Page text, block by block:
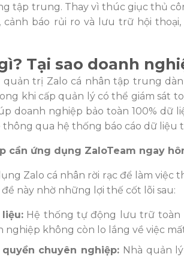
tập trung. Thay vì thúc giục thủ
cảnh báo rủi ro và lưu trữ hội
Tại sao doanh
quản trị Zalo cá nhân tập trung
khi cấp quản lý có thể giám sát
doanh nghiệp bảo toàn 100% dữ
thông qua hệ thống báo cáo dữ liệu
cần ứng dụng ZaloTeam ngay
Zalo cá nhân rời rạc để làm
này nhờ những lợi thế cốt lõi sau:
Hệ thống tự động lưu trữ toàn
nghiệp không còn lo lắng về việc
chuyên nghiệp: Nhà quản